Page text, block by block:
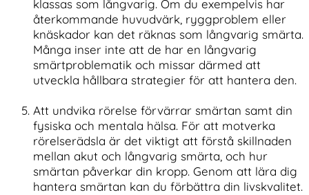
klassas som långvarig. Om du exempelvis har
återkommande huvudvärk, ryggproblem eller
knäskador kan det räknas som långvarig smärta.
Många inser inte att de har en långvarig
smärtproblematik och missar därmed att
utveckla hållbara strategier för att hantera den.
Att undvika rörelse förvärrar smärtan samt din
fysiska och mentala hälsa. För att motverka
rörelserädsla är det viktigt att förstå skillnaden
mellan akut och långvarig smärta, och hur
smärtan påverkar din kropp. Genom att lära dig
hantera smärtan kan du förbättra din livskvalitet.